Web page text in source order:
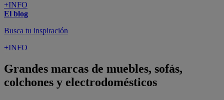
+INFO
El blog
Busca tu inspiración
+INFO
Grandes marcas de muebles, sofás,
colchones y electrodomésticos